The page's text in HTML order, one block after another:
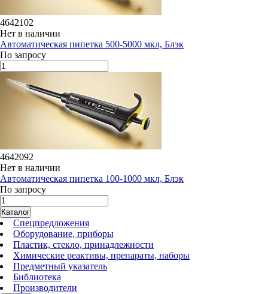
4642102
Нет в наличии
Автоматическая пипетка 500-5000 мкл, Блэк
По запросу
4642092
Нет в наличии
Автоматическая пипетка 100-1000 мкл, Блэк
По запросу
Каталог
Спецпредложения
Оборудование, приборы
Пластик, стекло, принадлежности
Химические реактивы, препараты, наборы
Предметный указатель
Библиотека
Производители